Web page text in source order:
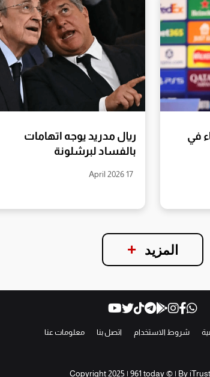
في
ريال مدريد يوجه اتهامات
بالفساد لبرشلونة
17 April 2026
المزيد +
شروط الاستخدام اتصل بنا معلومات عنا
Copyright 2025 | 961 today © | By